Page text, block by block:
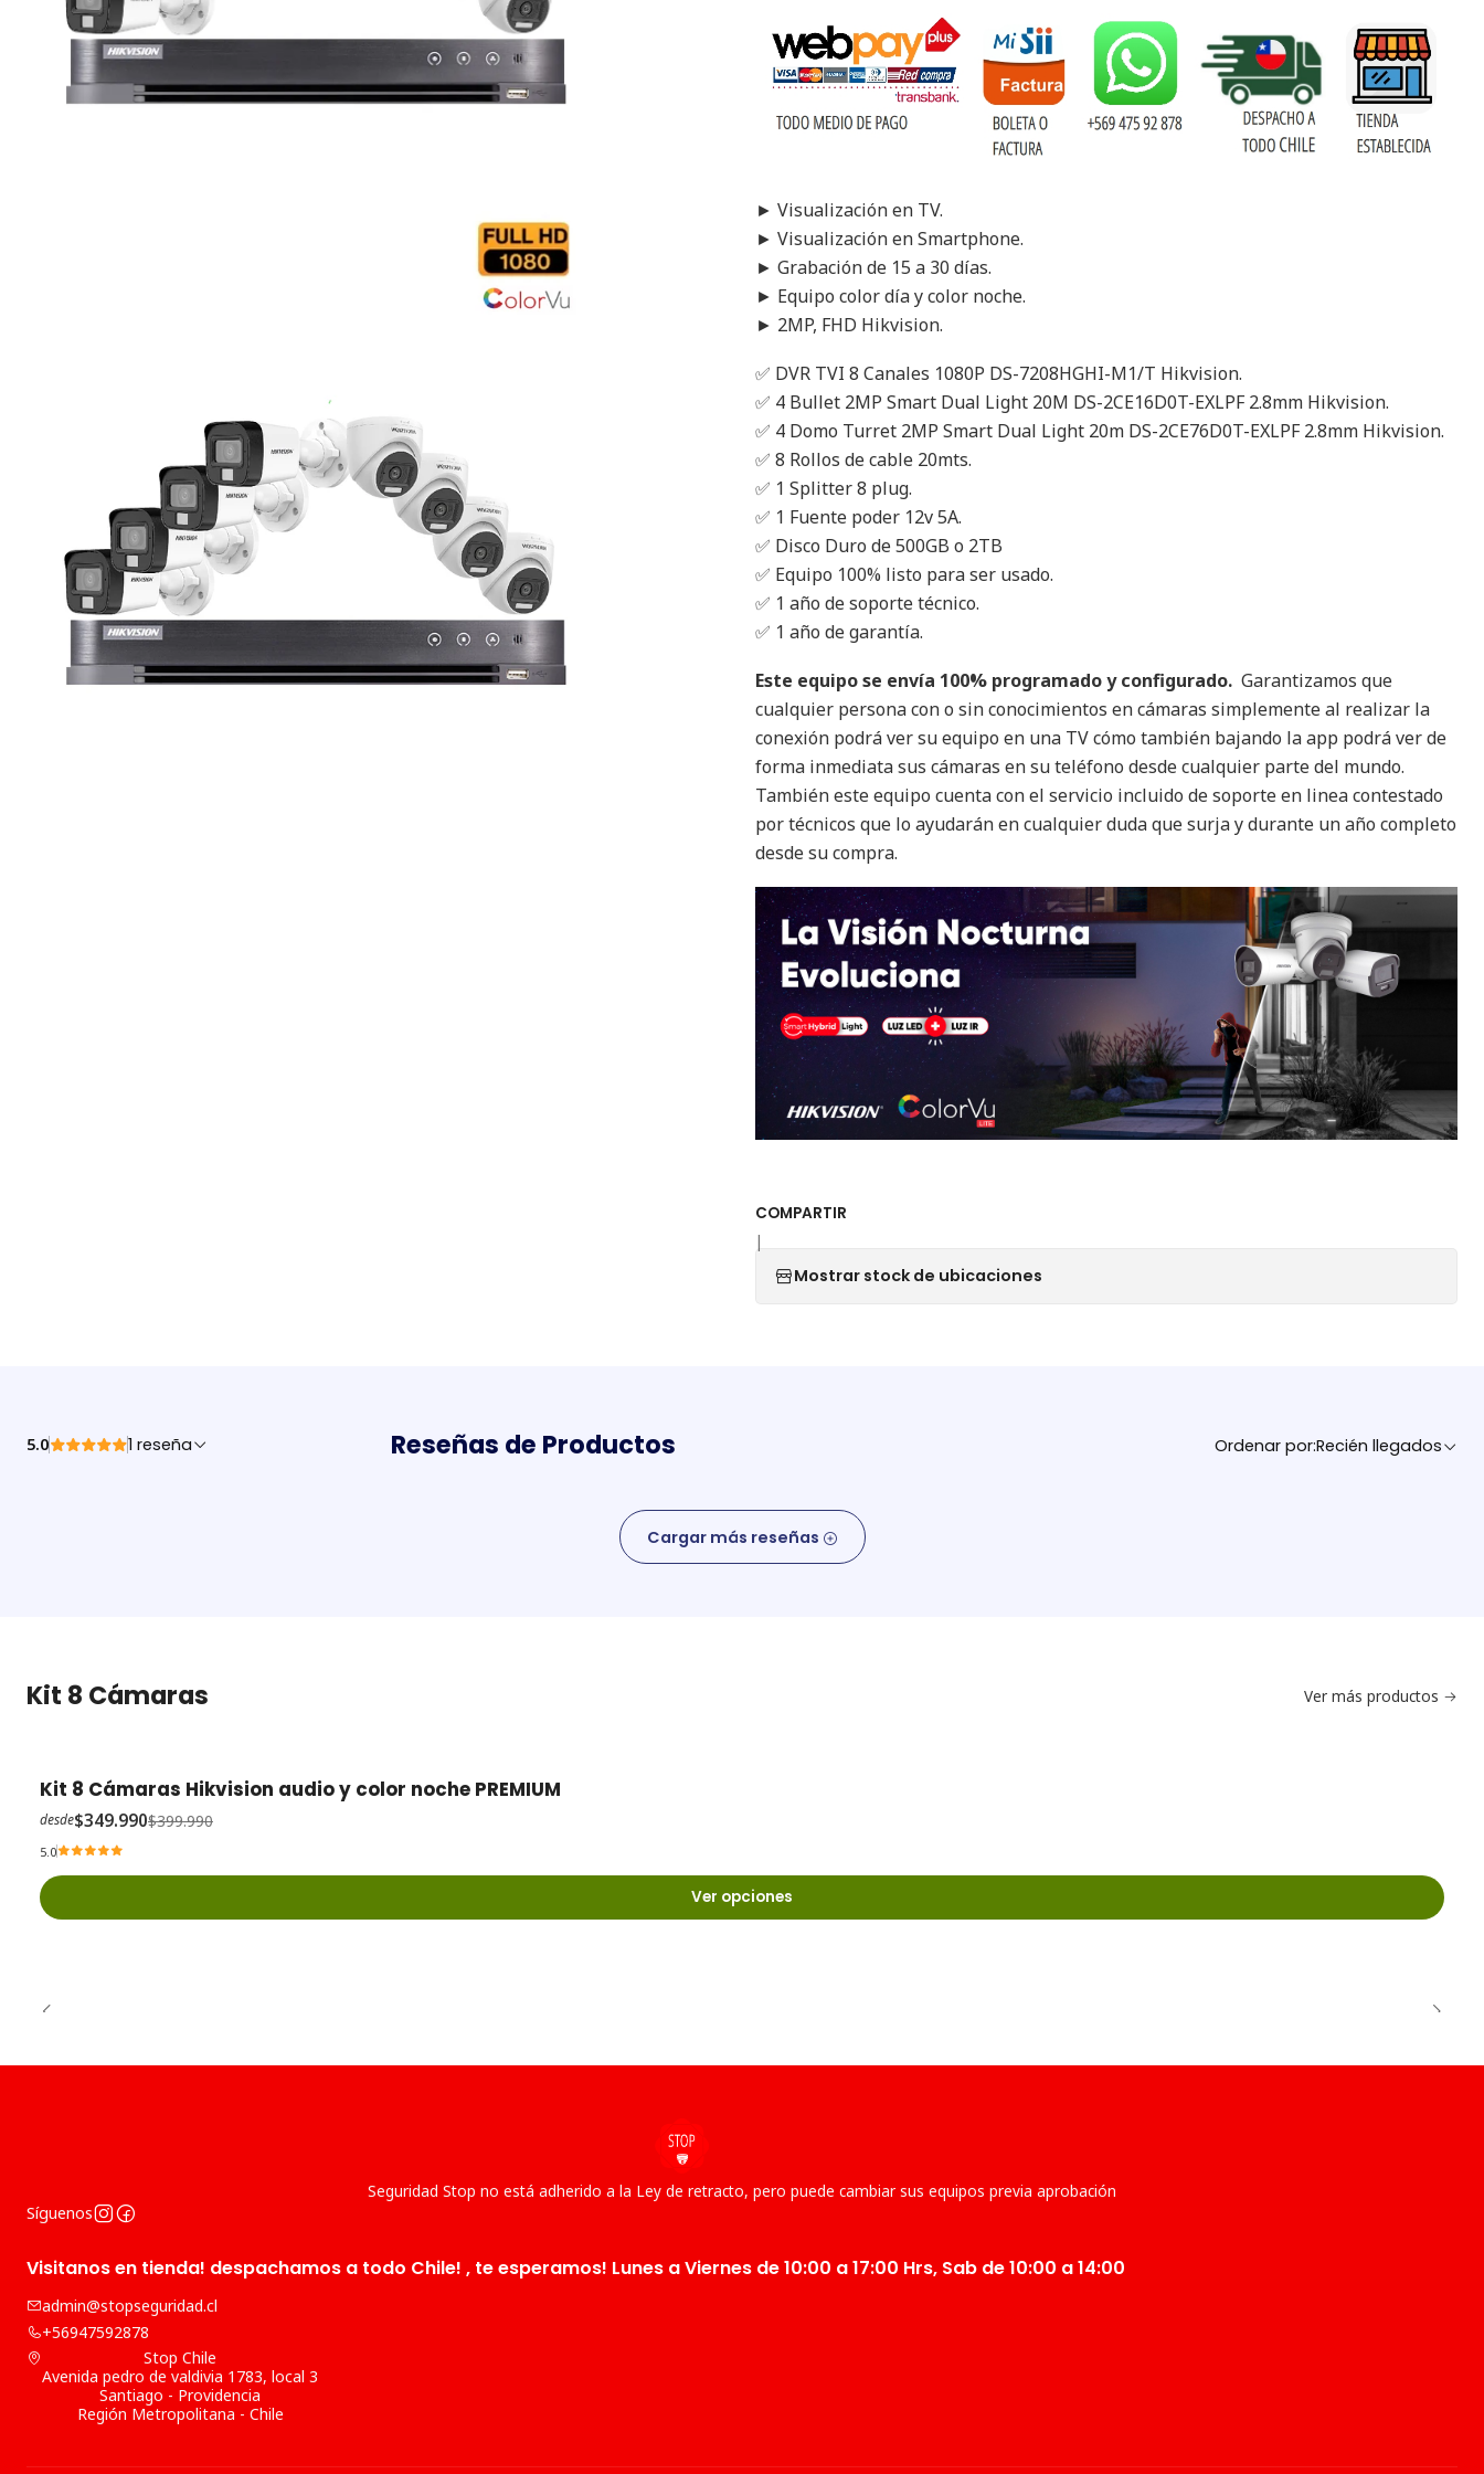
► Visualización en TV.
► Visualización en Smartphone.
► Grabación de 15 a 30 días.
► Equipo color día y color noche.
► 2MP, FHD Hikvision.
✅ DVR TVI 8 Canales 1080P DS-7208HGHI-M1/T Hikvision.
✅ 4 Bullet 2MP Smart Dual Light 20M DS-2CE16D0T-EXLPF 2.8mm Hikvision.
✅ 4 Domo Turret 2MP Smart Dual Light 20m DS-2CE76D0T-EXLPF 2.8mm Hikvision.
✅ 8 Rollos de cable 20mts.
✅ 1 Splitter 8 plug.
✅ 1 Fuente poder 12v 5A.
✅ Disco Duro de 500GB o 2TB
✅ Equipo 100% listo para ser usado.
✅ 1 año de soporte técnico.
✅ 1 año de garantía.
Este equipo se envía 100% programado y configurado. Garantizamos que
cualquier persona con o sin conocimientos en cámaras simplemente al realizar la
conexión podrá ver su equipo en una TV cómo también bajando la app podrá ver de
forma inmediata sus cámaras en su teléfono desde cualquier parte del mundo.
También este equipo cuenta con el servicio incluido de soporte en linea contestado
por técnicos que lo ayudarán en cualquier duda que surja y durante un año completo
desde su compra.
COMPARTIR
|
Mostrar stock de ubicaciones
Reseñas de Productos
5.0 1 reseña Ordenar por:Recién llegados
Cargar más reseñas
Kit 8 Cámaras Ver más productos
-13% OFF
Kit 8 Cámaras Hikvision audio y color noche PREMIUM
desde$349.990$399.990
5.0
Ver opciones
Seguridad Stop no está adherido a la Ley de retracto, pero puede cambiar sus equipos previa aprobación
Síguenos
Visitanos en tienda! despachamos a todo Chile! , te esperamos! Lunes a Viernes de 10:00 a 17:00 Hrs, Sab de 10:00 a 14:00
admin@stopseguridad.cl
+56947592878
Stop Chile
Avenida pedro de valdivia 1783, local 3
Santiago - Providencia
Región Metropolitana - Chile